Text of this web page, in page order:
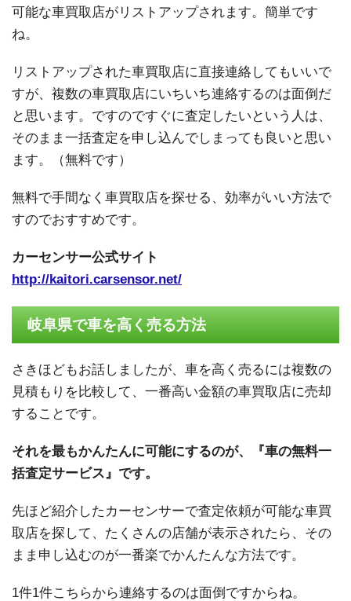
可能な車買取店がリストアップされます。簡単です
ね。
リストアップされた車買取店に直接連絡してもいいで
すが、複数の車買取店にいちいち連絡するのは面倒だ
と思います。ですのですぐに査定したいという人は、
そのまま一括査定を申し込んでしまっても良いと思い
ます。（無料です）
無料で手間なく車買取店を探せる、効率がいい方法で
すのでおすすめです。
カーセンサー公式サイト
http://kaitori.carsensor.net/
岐阜県で車を高く売る方法
さきほどもお話しましたが、車を高く売るには複数の
見積もりを比較して、一番高い金額の車買取店に売却
することです。
それを最もかんたんに可能にするのが、『車の無料一
括査定サービス』です。
先ほど紹介したカーセンサーで査定依頼が可能な車買
取店を探して、たくさんの店舗が表示されたら、その
まま申し込むのが一番楽でかんたんな方法です。
1件1件こちらから連絡するのは面倒ですからね。